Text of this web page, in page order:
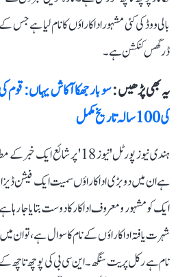
بالی ووڈ کی کئی مشہور اداکاراؤں کا نام لیا ہے
ڈرگس کنکشن ہے۔
یہ بھی پڑھیں :سو بار جھکا آکاش یہاں: قوم
کی 100 سالہ تاریخ مکمل
ہندی نیوز پورٹل 'نیوز 18' پر
ہے ان میں دو بڑی اداکاراؤں سمیت ایک فیشن
ایک کو مشہور و معروف اداکار کا دوست بتایا جا
شہرت یافتہ اداکاراؤں کے نام کا سوال ہے، تو ان
نام ہے رکل پریت سنگھ۔ این سی بی کی پوچھ تاچھ